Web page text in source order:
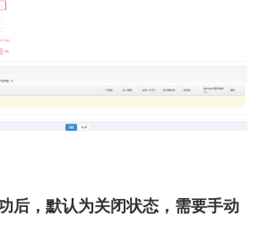
后，默认为关闭状态，需要手动